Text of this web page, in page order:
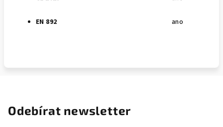
EN 892 ano
Odebírat newsletter